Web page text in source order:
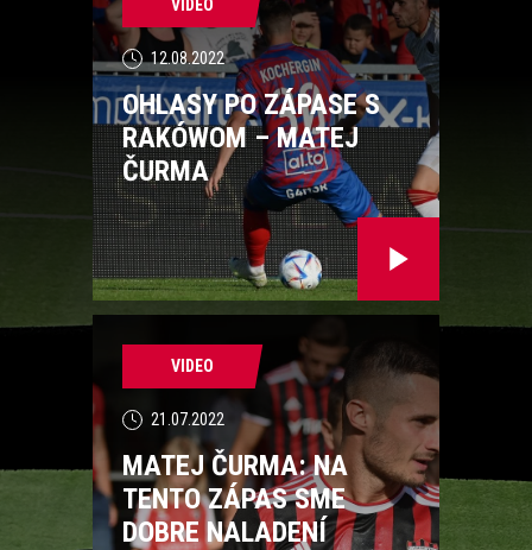
VIDEO
12.08.2022
OHLASY PO ZÁPASE S
RAKÓWOM – MATEJ
ČURMA
VIDEO
21.07.2022
MATEJ ČURMA: NA
TENTO ZÁPAS SME
DOBRE NALADENÍ